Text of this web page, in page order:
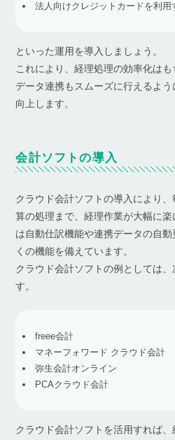
法人向けクレジットカードを利用
といった運用を導入しましょう。
これにより、経理処理の効率化は
データ連携もスムーズに行えるよ
向上します。
会計ソフトの導入
クラウド会計ソフトの導入により
算の処理まで、経理作業が大幅に
は自動仕訳機能や連携データの自
くの機能を備えています。
クラウド会計ソフトの例としては
す。
freee会計
マネーフォワード クラウド会計
弥生会計オンライン
PCAクラウド会計
クラウド会計ソフトを活用すれば